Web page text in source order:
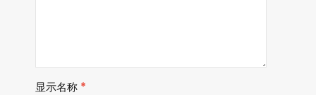
显示名称 *